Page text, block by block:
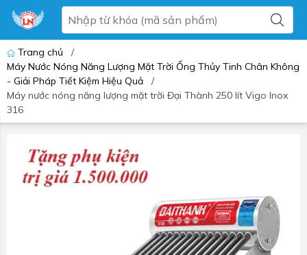
Trang chủ
/
Máy Nước Nóng Năng Lượng Mặt Trời Ống Thủy Tinh Chân Không
- Giải Pháp Tiết Kiệm Hiệu Quả
/
Máy nước nóng năng lượng mặt trời Đại Thành 250 lít Vigo Inox
316